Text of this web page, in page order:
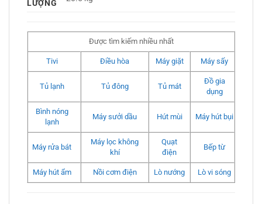
LƯỢNG
Được tìm kiếm nhiều nhất
Tivi Điều hòa Máy giặt Máy sấy
Tủ lạnh Tủ đông Tủ mát
Đồ gia
dụng
Bình nóng
lạnh
Máy sưởi dầu Hút mùi Máy hút bụi
Máy rửa bát
Máy lọc không
khí
Quạt
điện
Bếp từ
Máy hút ẩm Nồi cơm điện Lò nướng Lò vi sóng